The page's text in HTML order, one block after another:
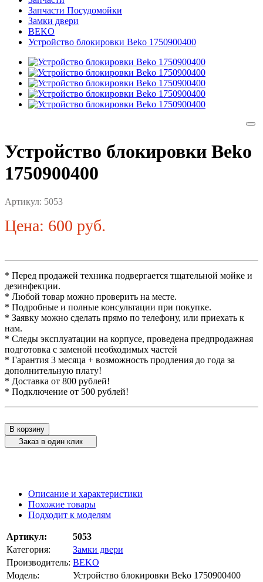
Запчасти Посудомойки
Замки двери
BEKO
Устройство блокировки Beko 1750900400
Устройство блокировки Beko
1750900400
Артикул: 5053
Цена: 600 руб.
* Перед продажей техника подвергается тщательной мойке и
дезинфекции.
* Любой товар можно проверить на месте.
* Подробные и полные консультации при покупке.
* Заявку можно сделать прямо по телефону, или приехать к
нам.
* Следы эксплуатации на корпусе, проведена предпродажная
подготовка с заменой необходимых частей
* Гарантия 3 месяца + возможность продления до года за
дополнительную плату!
* Доставка от 800 рублей!
* Подключение от 500 рублей!
В корзину
Заказ в один клик
Описание и характеристики
Похожие товары
Подходит к моделям
Артикул:
5053
Категория:
Замки двери
Производитель: BEKO
Модель:
Устройство блокировки Beko 1750900400